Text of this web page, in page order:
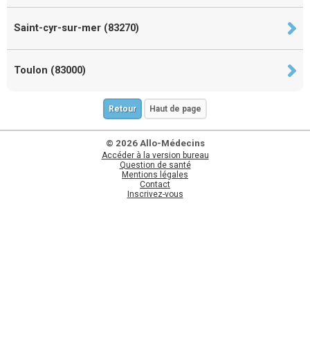
Saint-cyr-sur-mer (83270)
Toulon (83000)
Retour Haut de page
© 2026 Allo-Médecins
Accéder à la version bureau
Question de santé
Mentions légales
Contact
Inscrivez-vous